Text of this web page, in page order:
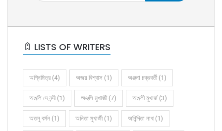
LISTS OF WRITERS
অগ্নিমিত্র (4) অজয় বিশ্বাস (1) অঞ্জনা চক্রবর্তী (1)
অঞ্জলি দে নন্দী (1) অঞ্জলি মুখার্জী (7) অঞ্জলী মুখার্জ (3)
অতনু বর্মন (1) অনিতা মুখার্জী (1) অনিন্দিতা নাথ (1)